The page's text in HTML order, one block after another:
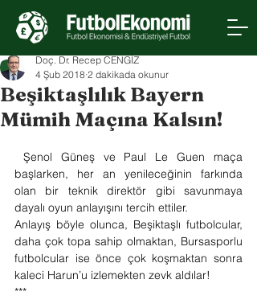
Beşiktaşlılık Bayern
Mümih Maçına Kalsın!
Doç. Dr. Recep CENGİZ
4 Şub 2018 2 dakikada okunur
başlarken, her an yenileceğinin farkında
olan bir teknik direktör gibi savunmaya
dayalı oyun anlayışını tercih ettiler.
Anlayış böyle olunca, Beşiktaşlı futbolcular,
daha çok topa sahip olmaktan, Bursasporlu
futbolcular ise önce çok koşmaktan sonra
kaleci Harun’u izlemekten zevk aldılar!
***